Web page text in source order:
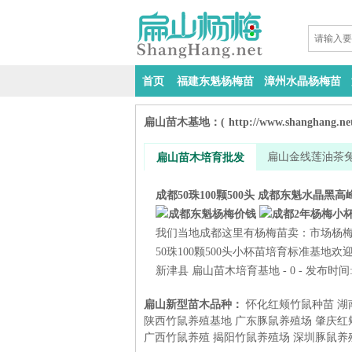
首页 福建东魁杨梅苗 漳州水晶杨梅苗
扁山苗木基地： ( http://
扁山苗木培育批发 扁山金线莲油茶
成都50珠100颗500头 成都东魁水晶黑高
我们当地成都这里有杨梅苗卖：市场杨
50珠100颗500头小杯苗培育标准基地欢
新津县 扁山苗木培育基地 - 0 - 发布时间
扁山新型苗木品种： 怀化红颊竹鼠种苗 湖
陕西竹鼠养殖基地 广东豚鼠养殖场 肇庆红
广西竹鼠养殖 揭阳竹鼠养殖场 深圳豚鼠养